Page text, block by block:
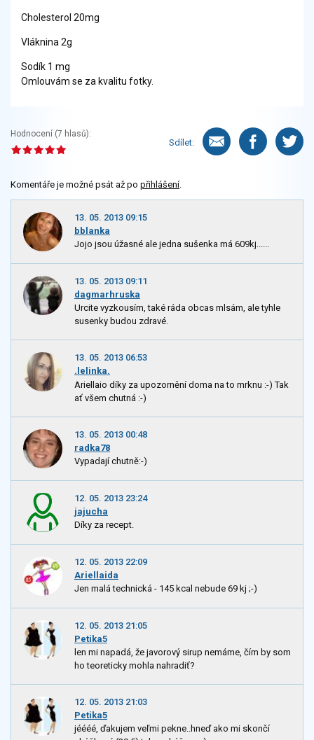
Cholesterol 20mg
Vláknina 2g
Sodík 1 mg
Omlouvám se za kvalitu fotky.
Hodnocení (7 hlasů):
Sdílet:
Komentáře je možné psát až po přihlášení.
13. 05. 2013 09:15
bblanka
Jojo jsou úžasné ale jedna sušenka má 609kj......
13. 05. 2013 09:11
dagmarhruska
Urcite vyzkousím, také ráda obcas mlsám, ale tyhle
susenky budou zdravé.
13. 05. 2013 06:53
.lelinka.
Ariellaio díky za upozornění doma na to mrknu :-) Tak
ať všem chutná :-)
13. 05. 2013 00:48
radka78
Vypadají chutně:-)
12. 05. 2013 23:24
jajucha
Díky za recept.
12. 05. 2013 22:09
Ariellaida
Jen malá technická - 145 kcal nebude 69 kj ;-)
12. 05. 2013 21:05
Petika5
len mi napadá, že javorový sirup nemáme, čím by som
ho teoreticky mohla nahradiť?
12. 05. 2013 21:03
Petika5
jéééé, ďakujem veľmi pekne..hneď ako mi skončí